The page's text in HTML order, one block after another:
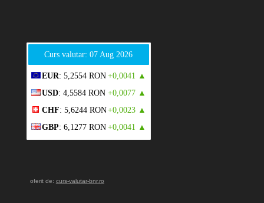
Curs valutar: 07 Aug 2026
EUR: 5,2554 RON +0,0041 ▲
USD: 4,5584 RON +0,0077 ▲
CHF: 5,6244 RON+0,0023 ▲
GBP: 6,1277 RON +0,0041 ▲
oferit de: curs-valutar-bnr.ro